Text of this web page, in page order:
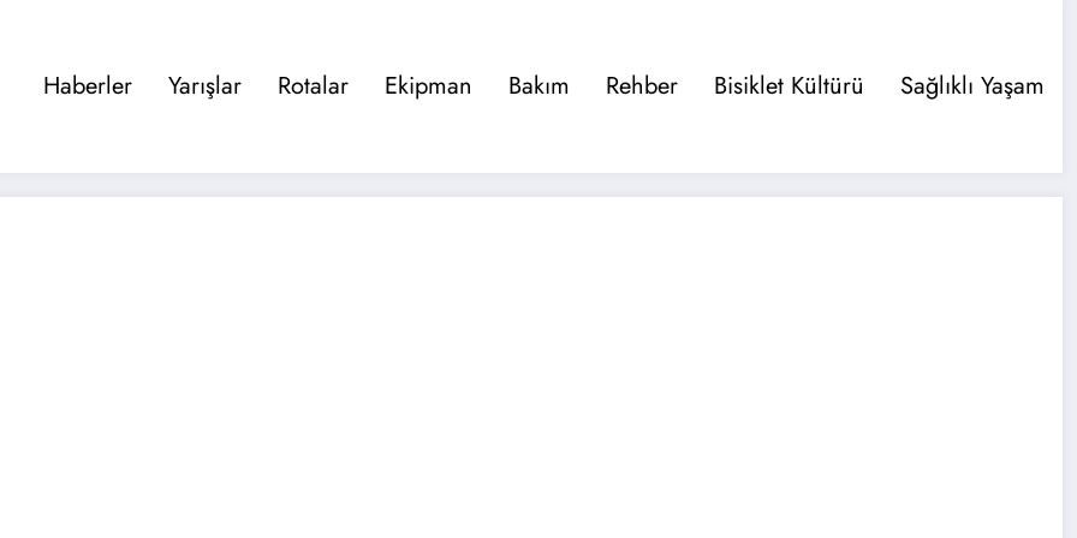
Haberler Yarışlar Rotalar Ekipman Bakım Rehber Bisiklet Kültürü Sağlıklı Yaşam